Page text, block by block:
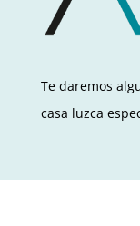
Te daremos
casa luzca